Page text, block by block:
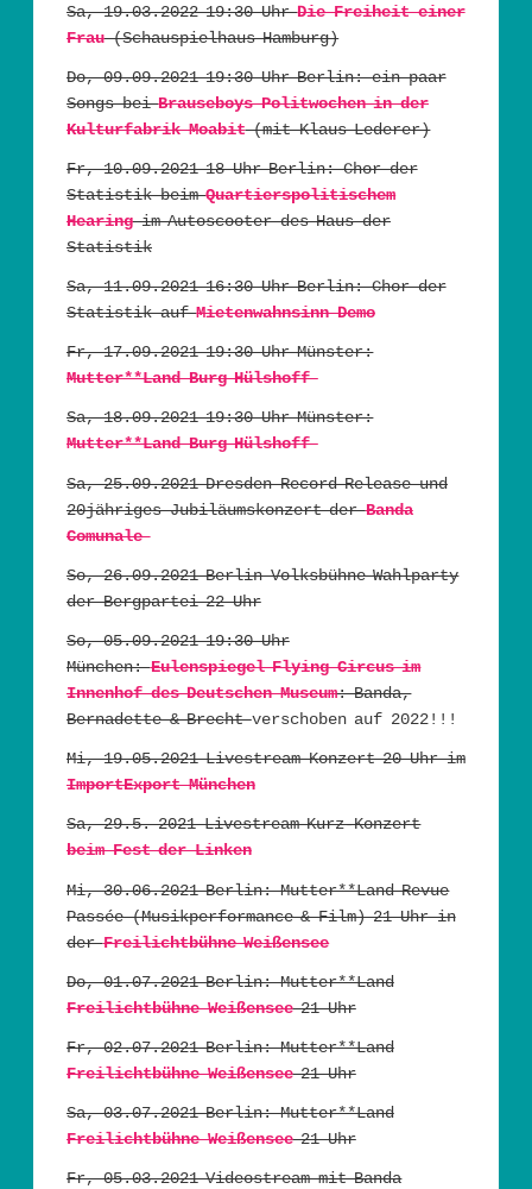
Sa, 19.03.2022 19:30 UhrDie Freiheit einer
Frau(Schauspielhaus Hamburg)
Do, 09.09.2021 19:30 Uhr Berlin: ein paar
Songs beiBrauseboys Politwochen in der
Kulturfabrik Moabit(mit Klaus Lederer)
Fr, 10.09.2021 18 Uhr Berlin: Chor der
Statistik beimQuartierspolitischem
Hearingim Autoscooter des Haus der
Statistik
Sa, 11.09.2021 16:30 Uhr Berlin: Chor der
Statistik aufMietenwahnsinn Demo
Fr, 17.09.2021 19:30 Uhr Münster:
Mutter**Land Burg Hülshoff
Sa, 18.09.2021 19:30 Uhr Münster:
Mutter**Land Burg Hülshoff
Sa, 25.09.2021 Dresden Record Release und
20jähriges Jubiläumskonzert derBanda
Comunale
So, 26.09.2021 Berlin Volksbühne Wahlparty
der Bergpartei 22 Uhr
So, 05.09.2021 19:30 Uhr
München:Eulenspiegel Flying Circus im
Innenhof des Deutschen Museum: Banda,
Bernadette & Brechtverschoben auf 2022!!!
Mi, 19.05.2021 Livestream Konzert 20 Uhr im
ImportExport München
Sa, 29.5. 2021 Livestream Kurz-Konzert
beim Fest der Linken
Mi, 30.06.2021 Berlin: Mutter**Land Revue
Passée (Musikperformance & Film) 21 Uhr in
derFreilichtbühne Weißensee
Do, 01.07.2021 Berlin: Mutter**Land
Freilichtbühne Weißensee21 Uhr
Fr, 02.07.2021 Berlin: Mutter**Land
Freilichtbühne Weißensee21 Uhr
Sa, 03.07.2021 Berlin: Mutter**Land
Freilichtbühne Weißensee21 Uhr
Fr, 05.03.2021 Videostream mit Banda